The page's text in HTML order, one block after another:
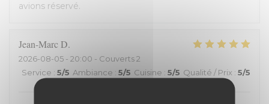
avions réservé.
Jean-MarcD
2026-08-05 - 20:00 - Couverts 2
Service : 5/5 Ambiance : 5/5 Cuisine : 5/5 Qualité / Prix : 5/5